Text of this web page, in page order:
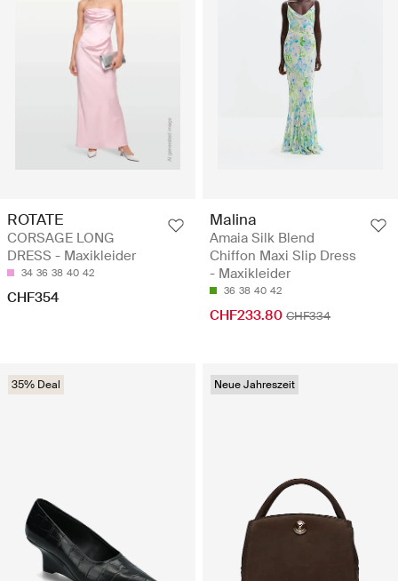
ROTATE
CORSAGE LONG
DRESS - Maxikleider
34 36 38 40 42
CHF354
Malina
Amaia Silk Blend
Chiffon Maxi Slip Dress
- Maxikleider
36 38 40 42
CHF233.80 CHF334
35% Deal Neue Jahreszeit